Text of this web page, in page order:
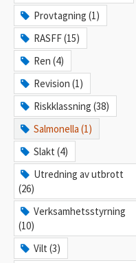
Provtagning (1)
RASFF (15)
Ren (4)
Revision (1)
Riskklassning (38)
Salmonella (1)
Slakt (4)
Utredning av utbrott
(26)
Verksamhetsstyrning
(10)
Vilt (3)